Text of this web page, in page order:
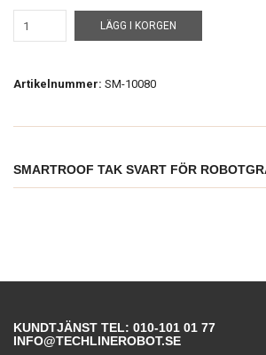
LÄGG I KORGEN
Artikelnummer: SM-10080
SMARTROOF TAK SVART FÖR
KUNDTJÄNST TEL: 010-101 01 77
INFO@TECHLINEROBOT.SE